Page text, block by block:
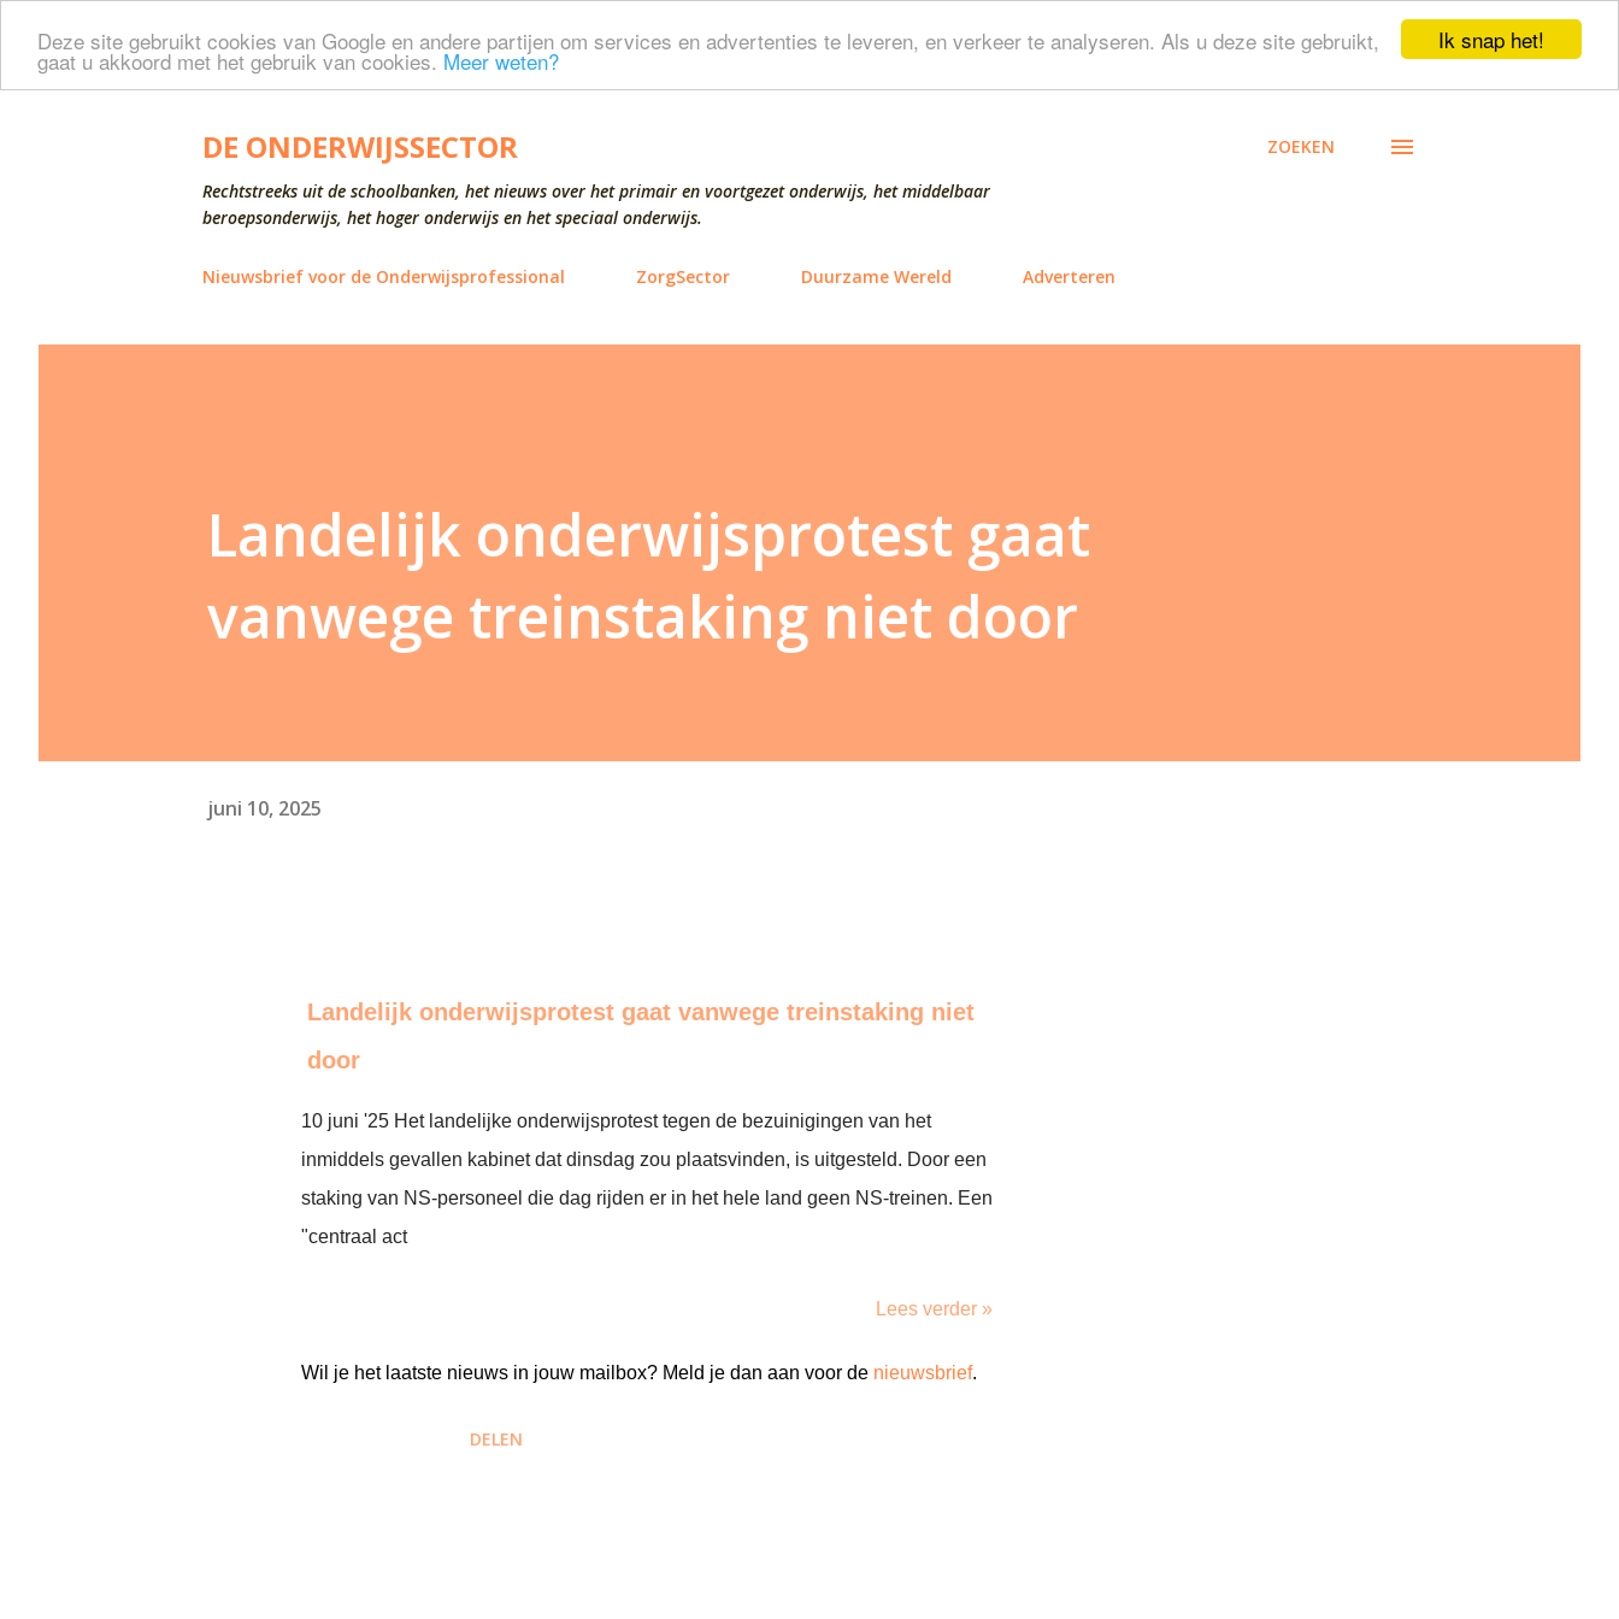
Ik snap het!
Deze site gebruikt cookies van Google en andere partijen om services en advertenties te leveren, en verkeer te analyseren. Als u deze site gebruikt,
gaat u akkoord met het gebruik van cookies. Meer weten?
Doorgaan naar hoofdcontent
DE ONDERWIJSSECTOR
Rechtstreeks uit de schoolbanken, het nieuws over het primair en voortgezet onderwijs, het middelbaar
beroepsonderwijs, het hoger onderwijs en het speciaal onderwijs.
ZOEKEN
Nieuwsbrief voor de Onderwijsprofessional ZorgSector Duurzame Wereld Adverteren
Landelijk onderwijsprotest gaat
vanwege treinstaking niet door
juni 10, 2025
Landelijk onderwijsprotest gaat vanwege treinstaking niet
door
10 juni '25 Het landelijke onderwijsprotest tegen de bezuinigingen van het
inmiddels gevallen kabinet dat dinsdag zou plaatsvinden, is uitgesteld. Door een
staking van NS-personeel die dag rijden er in het hele land geen NS-treinen. Een
"centraal act
Lees verder »
Wil je het laatste nieuws in jouw mailbox? Meld je dan aan voor de nieuwsbrief.
DELEN